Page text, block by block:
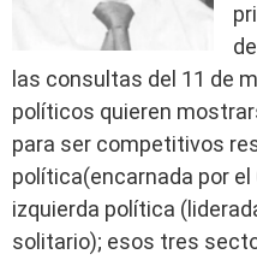
las consultas del 11 de
políticos quieren
para ser competitivos
política(encarnada por
izquierda política
solitario); esos tres